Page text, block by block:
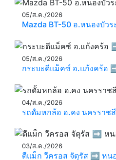
05/ส.ค./2026
Mazda BT-50 อ.หนองบัว
05/ส.ค./2026
กระบะดีแม็คซ์ อ.แก้งคร้อ
04/ส.ค./2026
รถดั้มหกล้อ อ.คง นครรา
03/ส.ค./2026
ดีแม็ก วีครอส จัตุรัส ➡️ หน